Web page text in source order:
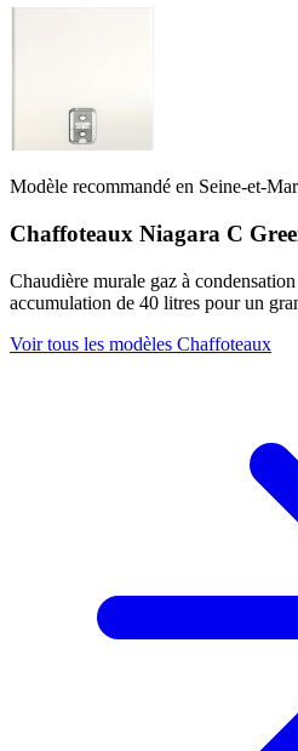
Modèle recommandé en Seine-et-
Chaffoteaux Niagara C
Chaudière murale gaz à
accumulation de 40 litres pour un
Voir tous les modèles Chaffoteaux